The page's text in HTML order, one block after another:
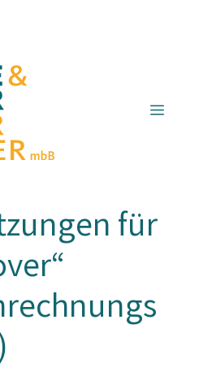
Menü
für